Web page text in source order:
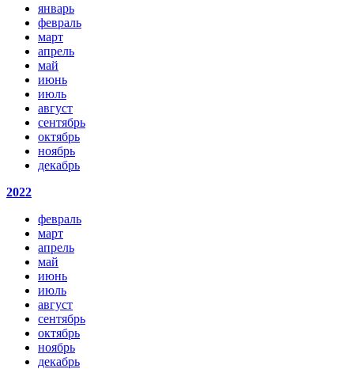
январь
февраль
март
апрель
май
июнь
июль
август
сентябрь
октябрь
ноябрь
декабрь
2022
февраль
март
апрель
май
июнь
июль
август
сентябрь
октябрь
ноябрь
декабрь